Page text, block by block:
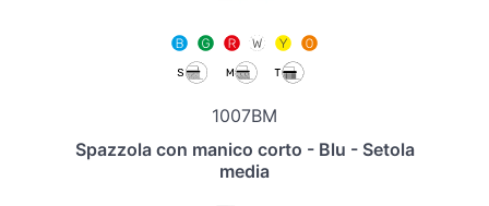
1007BM
Spazzola con manico corto - Blu - Setola
media